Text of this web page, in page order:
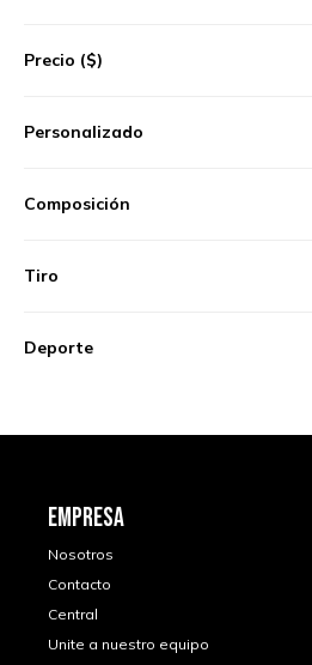
Precio ($)
Personalizado
Composición
Tiro
Deporte
EMPRESA
Nosotros
Contacto
Central
Unite a nuestro equipo